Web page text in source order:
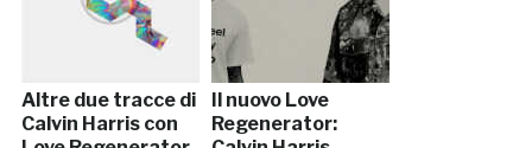
Altre due tracce di
Calvin Harris con
Il nuovo Love
Regenerator: